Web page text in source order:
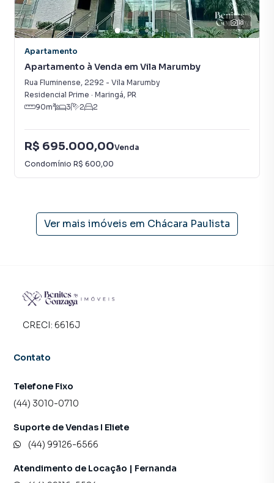
18
Apartamento
Apartamento à Venda em Vila Marumby
Rua Fluminense, 2292 - Vila Marumby
Residencial Prime · Maringá, PR
90m² 3 2 2
R$ 695.000,00Venda
Condomínio R$ 600,00
Ver mais imóveis em Chácara Paulista
CRECI: 6616J
Contato
Telefone Fixo
(44) 3010-0710
Suporte de Vendas I Eliete
(44) 99126-6566
Atendimento de Locação | Fernanda